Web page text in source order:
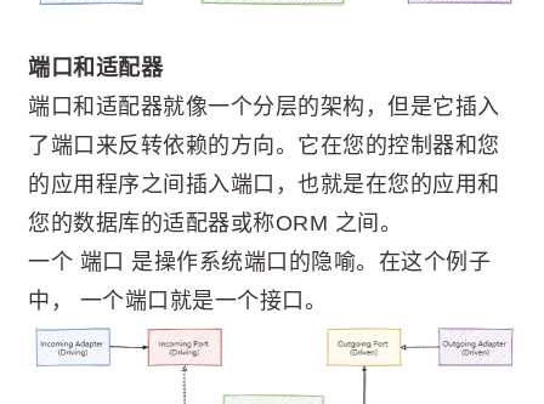
端口和适配器
端口和适配器就像一个分层的架构，但是它插入
了端口来反转依赖的方向。它在您的控制器和您
的应用程序之间插入端口，也就是在您的应用和
您的数据库的适配器或称ORM 之间。
一个 端口 是操作系统端口的隐喻。在这个例子
中， 一个端口就是一个接口。